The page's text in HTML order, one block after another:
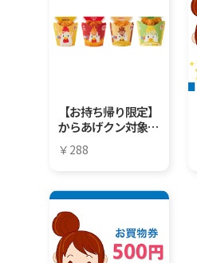
【お持ち帰り限定】
からあげクン対象4
種いずれか1つ（税
込288円）無料引換
288